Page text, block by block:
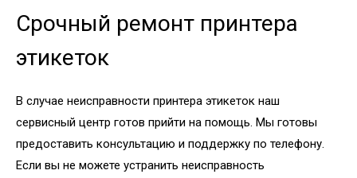
Срочный ремонт принтера
этикеток
В случае неисправности принтера этикеток наш
сервисный центр готов прийти на помощь. Мы готовы
предоставить консультацию и поддержку по телефону.
Если вы не можете устранить неисправность